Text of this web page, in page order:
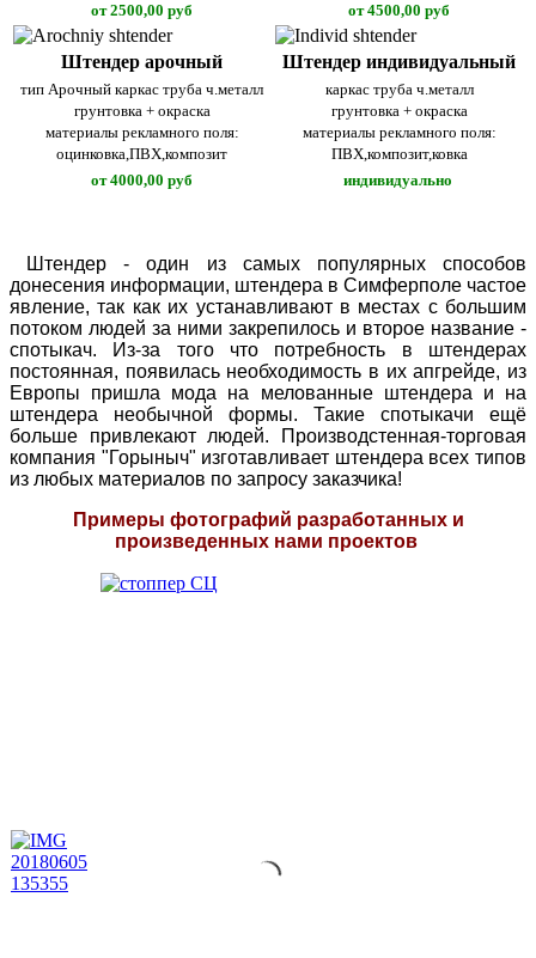
от 2500,00 руб
от 4500,00 руб
Штендер арочный Штендер индивидуальный
тип Арочный каркас труба ч.металл
грунтовка + окраска
материалы рекламного поля:
оцинковка,ПВХ,композит
каркас труба ч.металл
грунтовка + окраска
материалы рекламного поля:
ПВХ,композит,ковка
от 4000,00 руб
индивидуально
Штендер - один из самых популярных способов
донесения информации, штендера в Симферполе частое
явление, так как их устанавливают в местах с большим
потоком людей за ними закрепилось и второе название -
спотыкач. Из-за того что потребность в штендерах
постоянная, появилась необходимость в их апгрейде, из
Европы пришла мода на мелованные штендера и на
штендера необычной формы. Такие спотыкачи ещё
больше привлекают людей. Производстенная-торговая
компания "Горыныч" изготавливает штендера всех типов
из любых материалов по запросу заказчика!
Примеры фотографий разработанных и
произведенных нами проектов